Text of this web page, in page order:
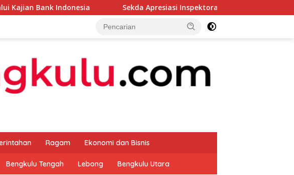
Sekda Apresiasi Inspektorat Provinsi Bengkulu Dukung Gerakan
Ragam Ekonomi dan Bisnis
Bengkulu Tengah Lebong Bengkulu Utara